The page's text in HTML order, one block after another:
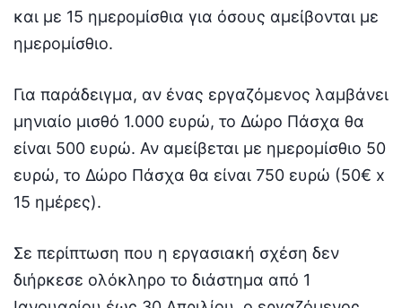
και με 15 ημερομίσθια για όσους αμείβονται με
ημερομίσθιο.
Για παράδειγμα, αν ένας εργαζόμενος λαμβάνει
μηνιαίο μισθό 1.000 ευρώ, το Δώρο Πάσχα θα
είναι 500 ευρώ. Αν αμείβεται με ημερομίσθιο 50
ευρώ, το Δώρο Πάσχα θα είναι 750 ευρώ (50€ x
15 ημέρες).
Σε περίπτωση που η εργασιακή σχέση δεν
διήρκεσε ολόκληρο το διάστημα από 1